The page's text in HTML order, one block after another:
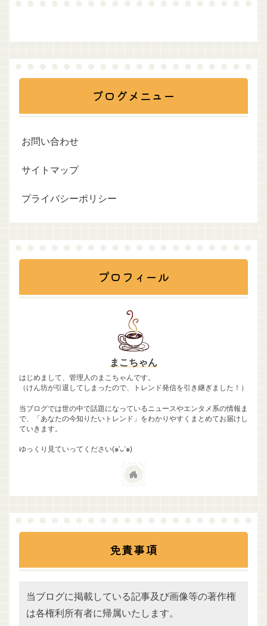
ブログメニュー
お問い合わせ
サイトマップ
プライバシーポリシー
プロフィール
まこちゃん
はじめまして、管理人のまこちゃんです。
（けん坊が引退してしまったので、トレンド発信を引き継ぎました！）
当ブログでは世の中で話題になっているニュースやエンタメ系の情報ま
で、「あなたの今知りたいトレンド」をわかりやすくまとめてお届けし
ていきます。
ゆっくり見ていってください(๑′ᴗ‵๑)
免責事項
当ブログに掲載している記事及び画像等の著作権
は各権利所有者に帰属いたします。